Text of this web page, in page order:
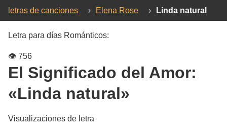
letras de canciones › Elena Rose › Linda natural
Letra para días Románticos:
👁️ 756
El Significado del Amor:
«Linda natural»
Visualizaciones de letra